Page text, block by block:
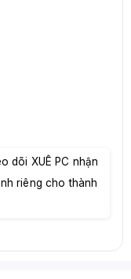
dõi XUÊ PC nhận
riêng cho thành